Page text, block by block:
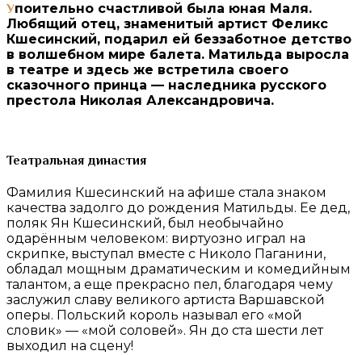
Упоительно счастливой была юная Маля.
Любящий отец, знаменитый артист Феликс
Кшесинский, подарил ей беззаботное детство
в волшебном мире балета. Матильда выросла
в театре и здесь же встретила своего
сказочного принца — наследника русского
престола Николая Александровича.
Театральная династия
Фамилия Кшесинский на афише стала знаком
качества задолго до рождения Матильды. Ее дед,
поляк Ян Кшесинский, был необычайно
одарённым человеком: виртуозно играл на
скрипке, выступал вместе с Николо Паганини,
обладал мощным драматическим и комедийным
талантом, а еще прекрасно пел, благодаря чему
заслужил славу великого артиста Варшавской
оперы. Польский король называл его «мой
словик» — «мой соловей». Ян до ста шести лет
выходил на сцену!